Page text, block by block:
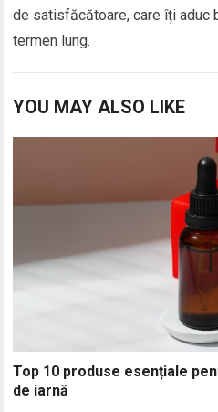
de satisfăcătoare, care îți aduc
termen lung.
YOU MAY ALSO LIKE
Top 10 produse esențiale
de iarnă